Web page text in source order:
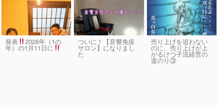
発表 2026年（1の
年）の1月11日に
ついに！【音響免疫
サロン】になりまし
た
売り上げを追わない
のに、売り上げが上
がるけつ子流経営の
道のり③